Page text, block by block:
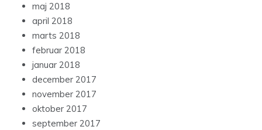
maj 2018
april 2018
marts 2018
februar 2018
januar 2018
december 2017
november 2017
oktober 2017
september 2017